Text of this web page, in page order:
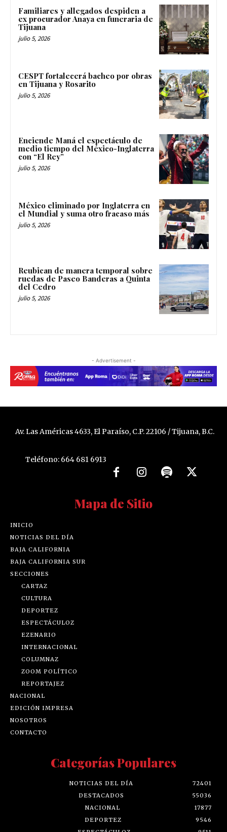
Familiares y allegados despiden a
ex procurador Anaya en funeraria de
Tijuana
julio 5, 2026
CESPT fortalecerá bacheo por obras
en Tijuana y Rosarito
julio 5, 2026
Enciende Maná el espectáculo de
medio tiempo del México-Inglaterra
con “El Rey”
julio 5, 2026
México eliminado por Inglaterra en
el Mundial y suma otro fracaso más
julio 5, 2026
Reubican de manera temporal sobre
ruedas de Paseo Banderas a Quinta
del Cedro
julio 5, 2026
- Advertisement -
Av. Las Américas 4633, El Paraíso, C.P. 22106 / Tijuana, B.C.
Teléfono: 664 681 6913
Mapa de Sitio
INICIO
NOTICIAS DEL DÍA
BAJA CALIFORNIA
BAJA CALIFORNIA SUR
SECCIONES
CARTAZ
CULTURA
DEPORTEZ
ESPECTÁCULOZ
EZENARIO
INTERNACIONAL
COLUMNAZ
ZOOM POLÍTICO
REPORTAJEZ
NACIONAL
EDICIÓN IMPRESA
NOSOTROS
CONTACTO
Categorías Populares
NOTICIAS DEL DÍA
72401
DESTACADOS
55036
NACIONAL
17877
DEPORTEZ
9546